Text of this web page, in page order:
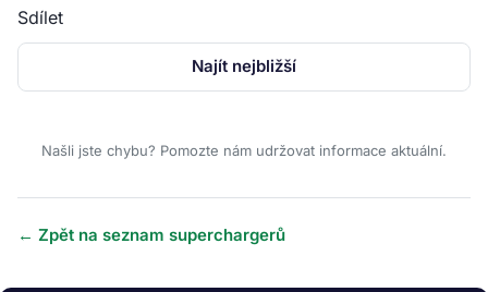
Sdílet
Najít nejbližší
Našli jste chybu? Pomozte nám udržovat informace aktuální.
← Zpět na seznam superchargerů